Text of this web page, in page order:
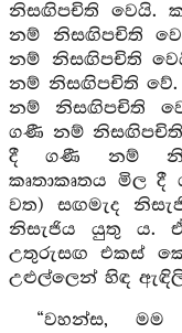
නිසඟිපචිති වෙයි.
නම් නිසඟිපචිති
නම් නිසඟිපචිති
නම් නිසඟිපචිති වේ.
නම් නිසඟිපචිති
ගණී නම් නිසඟිපචිති
දී ගණී නම්
කෘතාකෘතය මිල
වත) සඟමැද
නිසැජිය යුතු ය.
උතුරුසඟ එකස්
උළුල්ලෙන් හිඳ
“වහන්ස, මම